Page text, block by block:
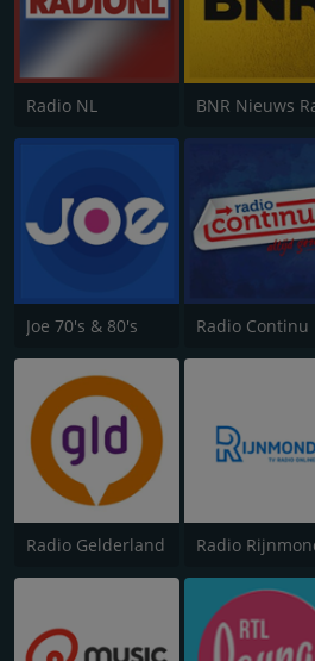
Radio NL
Joe 70's & 80's Radio Continu
Radio Gelderland